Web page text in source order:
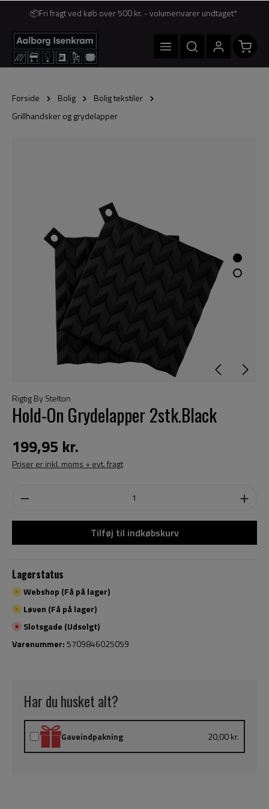
📦Fri fragt ved køb over 500 kr. - volumenvarer undtaget*
Forside Bolig
Bolig tekstiler
Grillhandsker og grydelapper
Rigtig By Stelton
Hold-On Grydelapper 2stk.Black
199,95 kr.
Priser er inkl. moms + evt. fragt
Tilføj til indkøbskurv
Lagerstatus
Webshop (Få på lager)
Løven (Få på lager)
Slotsgade (Udsolgt)
Varenummer:5709846025059
Har du husket alt?
Gaveindpakning 20,00 kr.